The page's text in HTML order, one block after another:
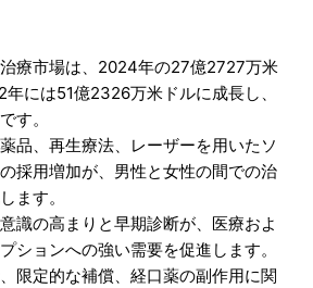
療市場は、2024年の27億2727万米
年には51億2326万米ドルに成長し、
す。
品、再生療法、レーザーを用いたソ
採用増加が、男性と女性の間での治
ます。
識の高まりと早期診断が、医療およ
ションへの強い需要を促進します。
限定的な補償、経口薬の副作用に関